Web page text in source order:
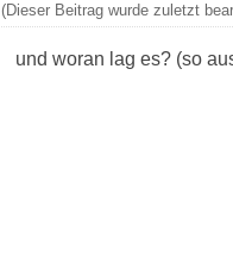
(Dieser Beitrag wurde zuletzt
und woran lag es? (so